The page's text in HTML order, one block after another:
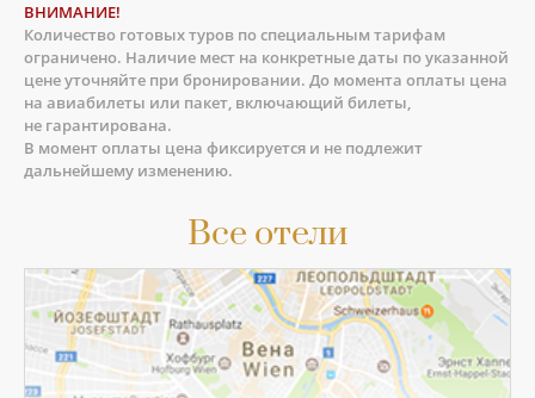
Все отели
ВНИМАНИЕ!
Количество готовых туров по специальным тарифам
ограничено. Наличие мест на конкретные даты по указанной
цене уточняйте при бронировании. До момента оплаты цена
на авиабилеты или пакет, включающий билеты,
не гарантирована.
В момент оплаты цена фиксируется и не подлежит
дальнейшему изменению.